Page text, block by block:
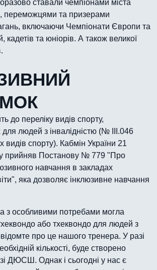
ставали чемпіонами міста
переможцями та призерами
включаючи Чемпіонати Європи та
кадетів та юніорів. А також великої
до переліку видів спорту,
людей з інвалідністю (№ ІІІ.046
видів спорту). Кабмін України 21
прийняв Постанову № 779 "Про
навчання в закладах
яка дозволяє інклюзивне навчання
з особливими потребами могла
або тхеквондо для людей з
про це нашого тренера. У разі
кількості, буде створено
ДЮСШ. Однак і сьогодні у нас є